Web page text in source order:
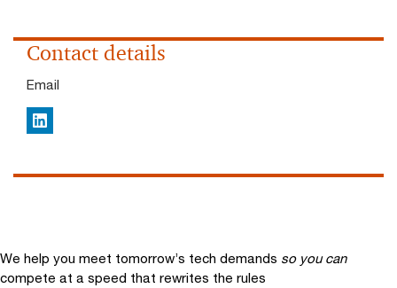
Contact details
Email
LinkedIn
We help you meet tomorrow’s tech demands so you can
compete at a speed that rewrites the rules